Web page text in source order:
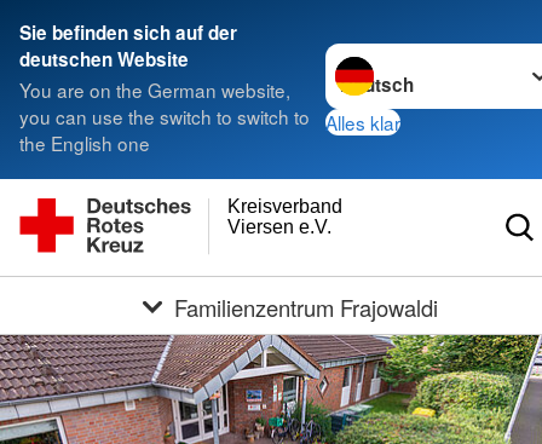
Sie befinden sich auf der
deutschen Website
You are on the German website,
you can use the switch to switch to
the English one
Sprache wechseln zu
Alles klar
Viersen e.V.
Kreisverband
Familienzentrum Frajowaldi